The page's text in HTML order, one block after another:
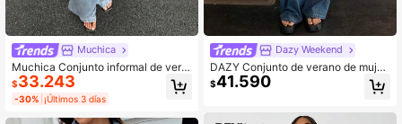
Muchica
Muchica Conjunto informal de vera
no de camisa vaquera de botones e
n azul claro lavado y jeans para muj
er
$33.243
-30% ¡Últimos 3 días
Dazy Weekend
DAZY Conjunto de verano de mujer
de unicolor y manga corta minimalis
ta de mezclilla
$41.590